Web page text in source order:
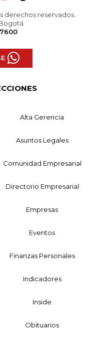
derechos reservados.
Bogotá
Alta Gerencia
Asuntos Legales
Comunidad Empresarial
Directorio Empresarial
Empresas
Eventos
Finanzas Personales
Indicadores
Inside
Obituarios